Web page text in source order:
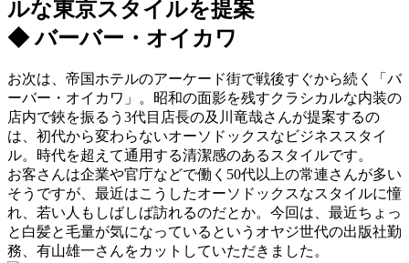
ルな東京スタイルを提案
◆ バーバー・オイカワ
お次は、帝国ホテルのアーケード街で戦後すぐから続く「バ
ーバー・オイカワ」。昭和の面影を残すクラシカルな内装の
店内で鋏を振るう3代目店長の及川竜哉さんが提案するの
は、初代から変わらないオーソドックスなビジネススタイ
ル。時代を超えて通用する清潔感のあるスタイルです。
お客さんは企業や官庁などで働く50代以上の常連さんが多い
そうですが、最近はこうしたオーソドックスなスタイルに憧
れ、若い人もしばしば訪れるのだとか。今回は、最近ちょっ
と白髪と毛量が気になっているというオヤジ世代の出版社勤
務、有山雄一さんをカットしていただきました。